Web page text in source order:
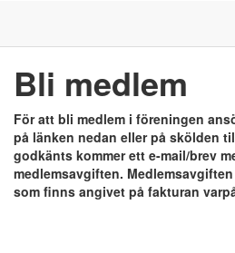
Bli medlem
För att bli medlem i föreningen
på länken nedan eller på skölden
godkänts kommer ett e-mail/brev
medlemsavgiften.
som finns angivet på fakturan